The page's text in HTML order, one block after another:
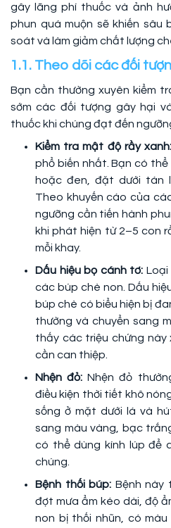
gây lãng phí thuốc và ảnh
phun quá muộn sẽ khiến sâu
soát và làm giảm chất lượng
1.1. Theo dõi các đối
Bạn cần thường xuyên kiểm
sớm các đối tượng gây hại
thuốc khi chúng đạt đến
Kiểm tra mật độ rầy
phổ biến nhất. Bạn có
hoặc đen, đặt dưới tán
Theo khuyến cáo của
ngưỡng cần tiến hành
khi phát hiện từ 2–5 con
mỗi khay.
Dấu hiệu bọ cánh tơ:
các búp chè non. Dấu
búp chè có biểu hiện bị
thường và chuyển sang
thấy các triệu chứng này
cần can thiệp.
Nhện đỏ: Nhện đỏ
điều kiện thời tiết khô
sống ở mặt dưới lá và
sang màu vàng, bạc
có thể dùng kính lúp để
chúng.
Bệnh thối búp: Bệnh này
đợt mưa ẩm kéo dài, độ
non bị thối nhũn, có